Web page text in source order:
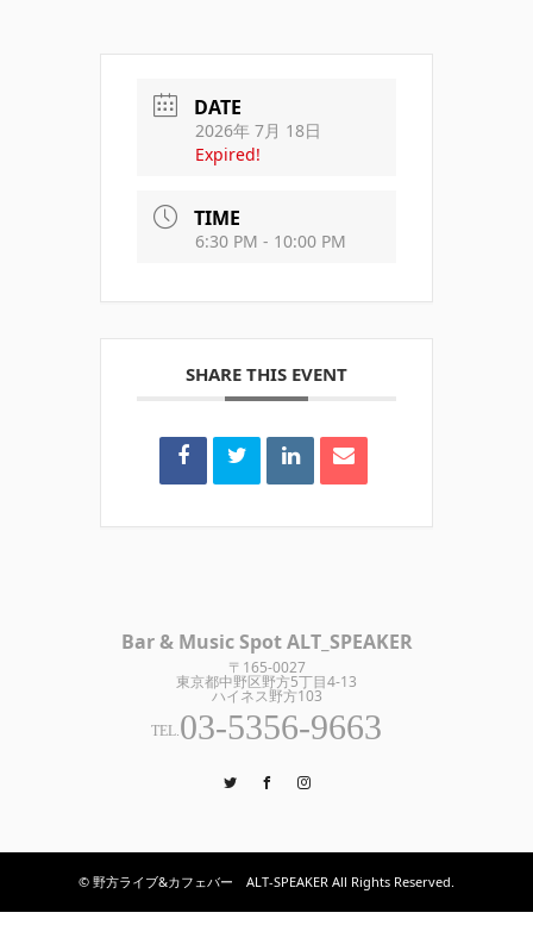
DATE
2026年 7月 18日
Expired!
TIME
6:30 PM - 10:00 PM
SHARE THIS EVENT
Bar & Music Spot ALT_SPEAKER
〒165-0027
東京都中野区野方5丁目4-13
ハイネス野方103
TEL.03-5356-9663
TwitterFacebook
© 野方ライブ&カフェバー ALT-SPEAKER All Rights Reserved.